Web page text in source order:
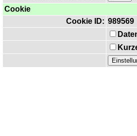
Cookie
Cookie ID: 989569